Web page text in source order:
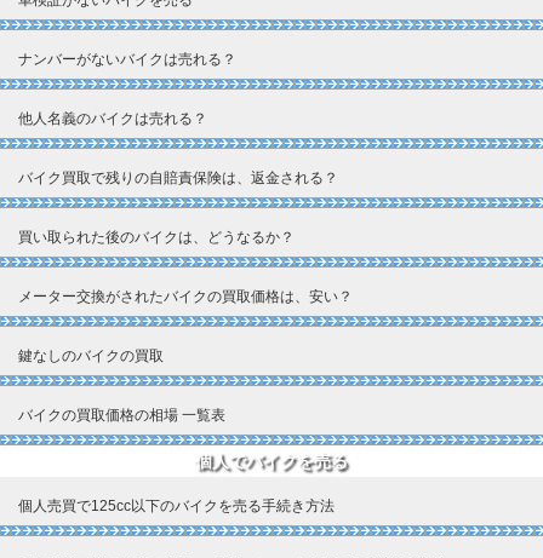
ナンバーがないバイクは売れる？
他人名義のバイクは売れる？
バイク買取で残りの自賠責保険は、返金される？
買い取られた後のバイクは、どうなるか？
メーター交換がされたバイクの買取価格は、安い？
鍵なしのバイクの買取
バイクの買取価格の相場 一覧表
個人でバイクを売る
個人売買で125cc以下のバイクを売る手続き方法